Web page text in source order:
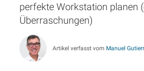
perfekte Workstation planen
Überraschungen)
Artikel verfasst vom Manuel